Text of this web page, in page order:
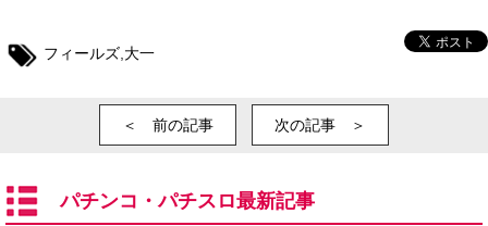
フィールズ 大一
＜ 前の記事 次の記事 ＞
パチンコ・パチスロ最新記事